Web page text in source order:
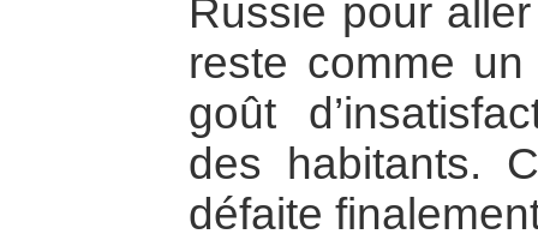
Russie pour
reste comme un
goût
des habitants.
défaite